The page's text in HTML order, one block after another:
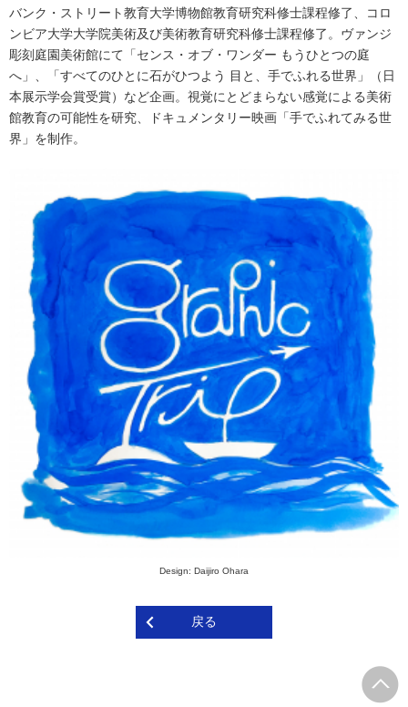
バンク・ストリート教育大学博物館教育研究科修士課程修了、コロ
ンビア大学大学院美術及び美術教育研究科修士課程修了。ヴァンジ
彫刻庭園美術館にて「センス・オブ・ワンダー もうひとつの庭
へ」、「すべてのひとに石がひつよう 目と、手でふれる世界」（日
本展示学会賞受賞）など企画。視覚にとどまらない感覚による美術
館教育の可能性を研究、ドキュメンタリー映画「手でふれてみる世
界」を制作。
Design: Daijiro Ohara
戻る